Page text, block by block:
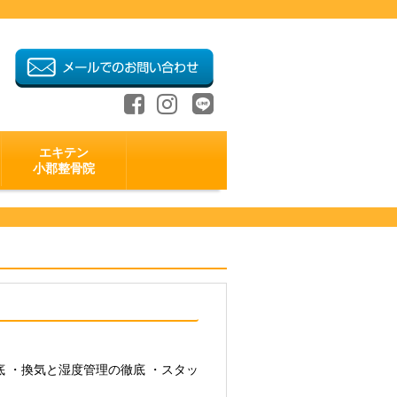
エキテン
小郡整骨院
・換気と湿度管理の徹底 ・スタッ